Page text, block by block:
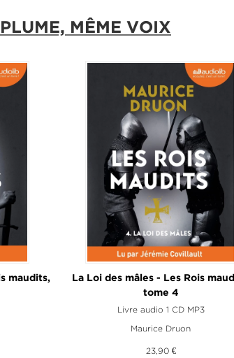
MÊME VOIX
maudits,
La Loi des mâles - Les Rois
tome 4
Livre audio 1 CD MP3
Maurice Druon
23,90 €